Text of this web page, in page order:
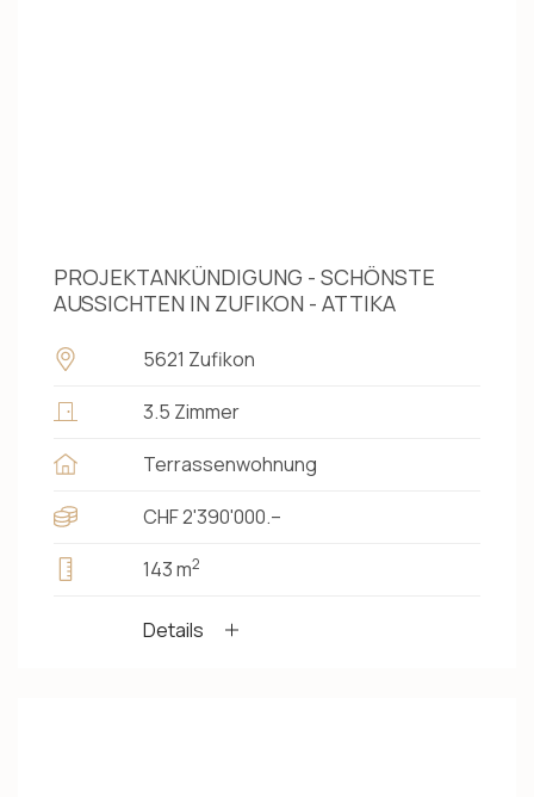
PROJEKTANKÜNDIGUNG - SCHÖNSTE
AUSSICHTEN IN ZUFIKON - ATTIKA
5621 Zufikon
3.5 Zimmer
Terrassenwohnung
CHF 2'390'000.–
143 m2
Details